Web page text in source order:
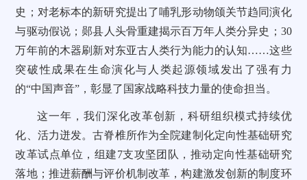
史；对老标本的新研究提出了哺乳形动物颌关节趋同演化
与驱动假说；郧县人头骨重建揭示百万年人类分异史；30
万年前的木器刷新对东亚古人类行为能力的认知……这些
突破性成果在生命演化与人类起源领域发出了强有力
的“中国声音”，彰显了国家战略科技力量的使命担当。
这一年，我们深化改革创新，科研组织模式持续优
化、活力迸发。古脊椎所作为全院建制化定向性基础研究
改革试点单位，组建7支攻坚团队，推动定向性基础研究
落地；推进薪酬与评价机制改革，构建激发创新的制度环